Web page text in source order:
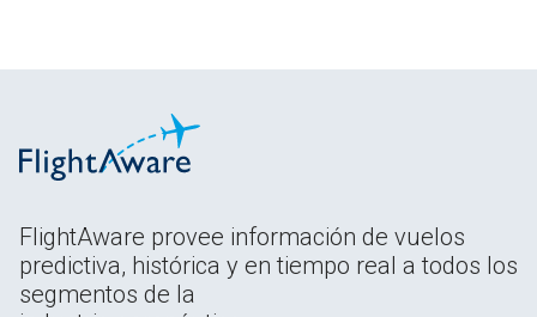
FlightAware provee información de vuelos
predictiva, histórica y en tiempo real a todos los
segmentos de la